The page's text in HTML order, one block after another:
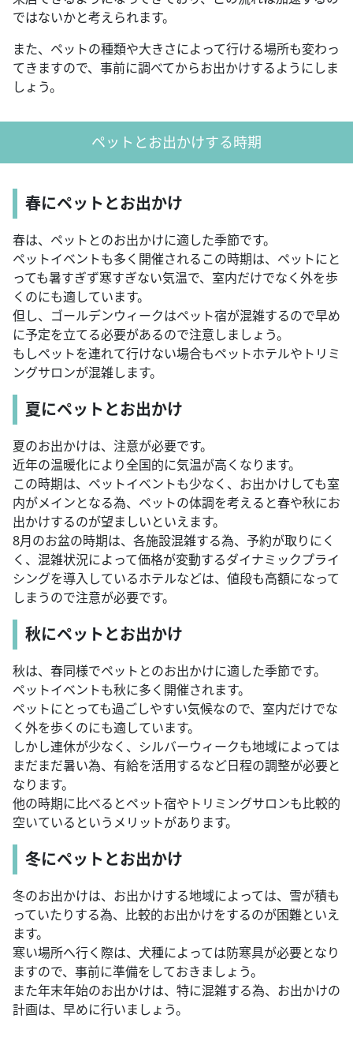
ではないかと考えられます。
また、ペットの種類や大きさによって行ける場所も変わっ
てきますので、事前に調べてからお出かけするようにしま
しょう。
ペットとお出かけする時期
春にペットとお出かけ
春は、ペットとのお出かけに適した季節です。
ペットイベントも多く開催されるこの時期は、ペットにと
っても暑すぎず寒すぎない気温で、室内だけでなく外を歩
くのにも適しています。
但し、ゴールデンウィークはペット宿が混雑するので早め
に予定を立てる必要があるので注意しましょう。
もしペットを連れて行けない場合もペットホテルやトリミ
ングサロンが混雑します。
夏にペットとお出かけ
夏のお出かけは、注意が必要です。
近年の温暖化により全国的に気温が高くなります。
この時期は、ペットイベントも少なく、お出かけしても室
内がメインとなる為、ペットの体調を考えると春や秋にお
出かけするのが望ましいといえます。
8月のお盆の時期は、各施設混雑する為、予約が取りにく
く、混雑状況によって価格が変動するダイナミックプライ
シングを導入しているホテルなどは、値段も高額になって
しまうので注意が必要です。
秋にペットとお出かけ
秋は、春同様でペットとのお出かけに適した季節です。
ペットイベントも秋に多く開催されます。
ペットにとっても過ごしやすい気候なので、室内だけでな
く外を歩くのにも適しています。
しかし連休が少なく、シルバーウィークも地域によっては
まだまだ暑い為、有給を活用するなど日程の調整が必要と
なります。
他の時期に比べるとペット宿やトリミングサロンも比較的
空いているというメリットがあります。
冬にペットとお出かけ
冬のお出かけは、お出かけする地域によっては、雪が積も
っていたりする為、比較的お出かけをするのが困難といえ
ます。
寒い場所へ行く際は、犬種によっては防寒具が必要となり
ますので、事前に準備をしておきましょう。
また年末年始のお出かけは、特に混雑する為、お出かけの
計画は、早めに行いましょう。